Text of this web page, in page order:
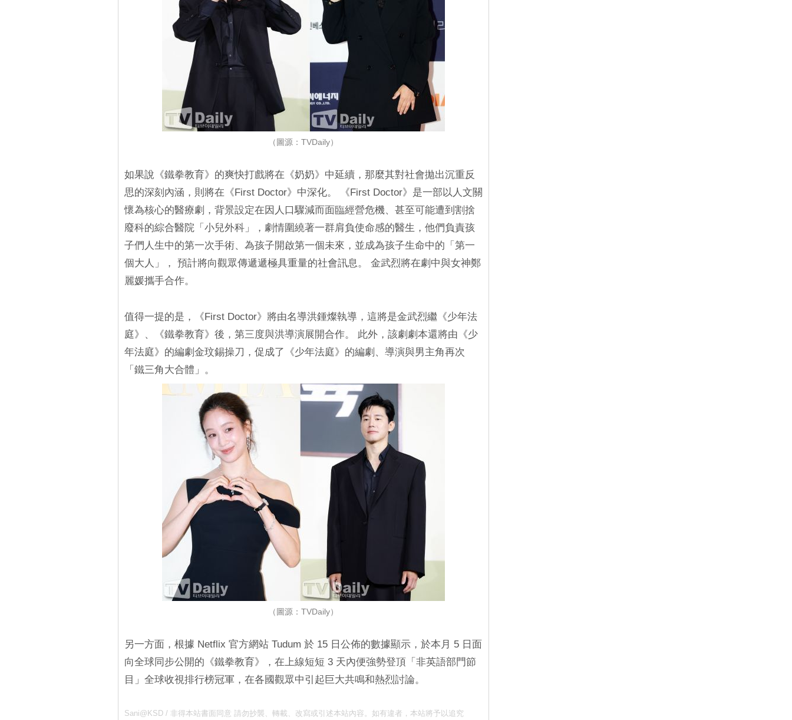
（圖源：TVDaily）
如果說《鐵拳教育》的爽快打戲將在《奶奶》中延續，那麼其對社會拋出沉重反
思的深刻內涵，則將在《First Doctor》中深化。 《First Doctor》是一部以人文關
懷為核心的醫療劇，背景設定在因人口驟減而面臨經營危機、甚至可能遭到割捨
廢科的綜合醫院「小兒外科」，劇情圍繞著一群肩負使命感的醫生，他們負責孩
子們人生中的第一次手術、為孩子開啟第一個未來，並成為孩子生命中的「第一
個大人」， 預計將向觀眾傳遞遞極具重量的社會訊息。 金武烈將在劇中與女神鄭
麗媛攜手合作。
值得一提的是，《First Doctor》將由名導洪鍾燦執導，這將是金武烈繼《少年法
庭》、《鐵拳教育》後，第三度與洪導演展開合作。 此外，該劇劇本還將由《少
年法庭》的編劇金玟錫操刀，促成了《少年法庭》的編劇、導演與男主角再次
「鐵三角大合體」。
（圖源：TVDaily）
另一方面，根據 Netflix 官方網站 Tudum 於 15 日公佈的數據顯示，於本月 5 日面
向全球同步公開的《鐵拳教育》，在上線短短 3 天內便強勢登頂「非英語部門節
目」全球收視排行榜冠軍，在各國觀眾中引起巨大共鳴和熱烈討論。
Sani@KSD / 非得本站書面同意 請勿抄襲、轉載、改寫或引述本站內容。如有違者，本站將予以追究